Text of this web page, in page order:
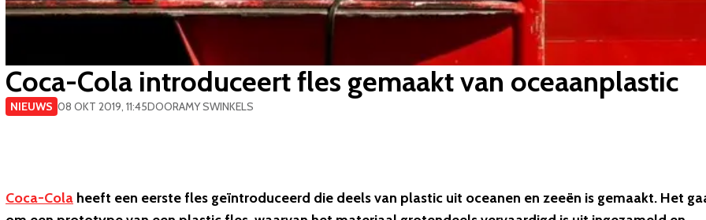
Coca-Cola introduceert fles gemaakt van oceaanplastic
NIEUWS 08 OKT 2019, 11:45DOORAMY SWINKELS
Coca-Cola heeft een eerste fles geïntroduceerd die deels van plastic uit oceanen en zeeën is gemaakt. Het